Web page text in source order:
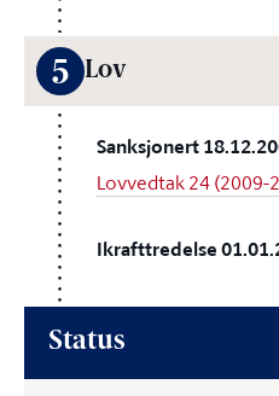
5 Lov
Sanksjonert
Lovvedtak 24 (2009-
Ikrafttredelse
Status